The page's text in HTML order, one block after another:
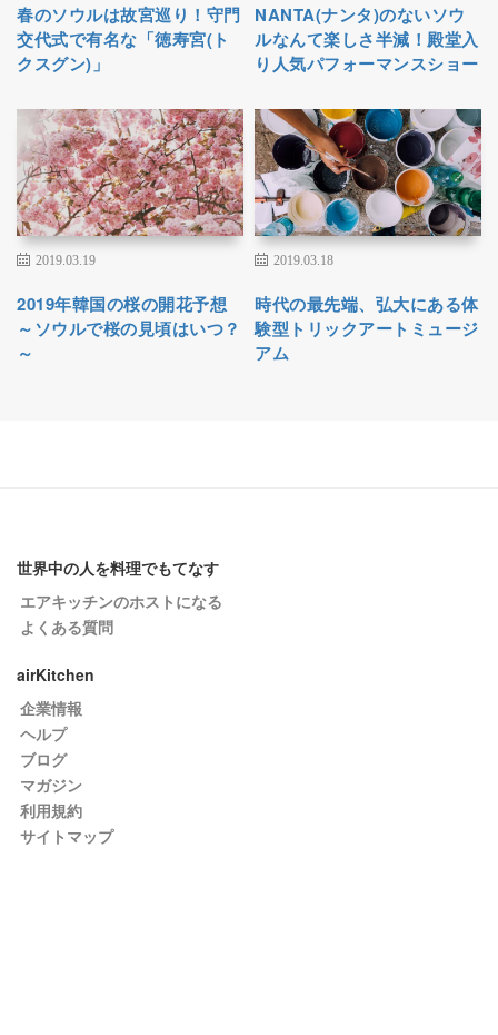
春のソウルは故宮巡り！守門
交代式で有名な「徳寿宮(ト
クスグン)」
NANTA(ナンタ)のないソウ
ルなんて楽しさ半減！殿堂入
り人気パフォーマンスショー
2019.03.19
2019年韓国の桜の開花予想
～ソウルで桜の見頃はいつ？
～
2019.03.18
時代の最先端、弘大にある体
験型トリックアートミュージ
アム
世界中の人を料理でもてなす
エアキッチンのホストになる
よくある質問
airKitchen
企業情報
ヘルプ
ブログ
マガジン
利用規約
サイトマップ